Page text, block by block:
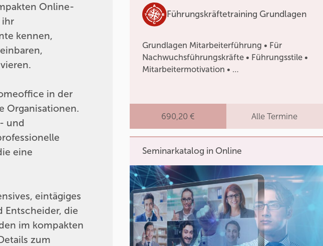
Online-
ihr
kennen,
in der
Organisationen.
und
eine
eintägiges
Entscheider, die
im kompakten
zum
Führungskräftetraining Grundlagen
Grundlagen Mitarbeiterführung • Für
Nachwuchsführungskräfte • Führungsstile •
Mitarbeitermotivation • …
690,20 € Alle Termine
Seminarkatalog in Online